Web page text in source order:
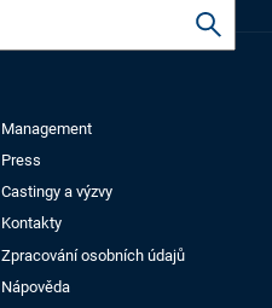
Management
Press
Castingy a výzvy
Kontakty
Zpracování osobních údajů
Nápověda